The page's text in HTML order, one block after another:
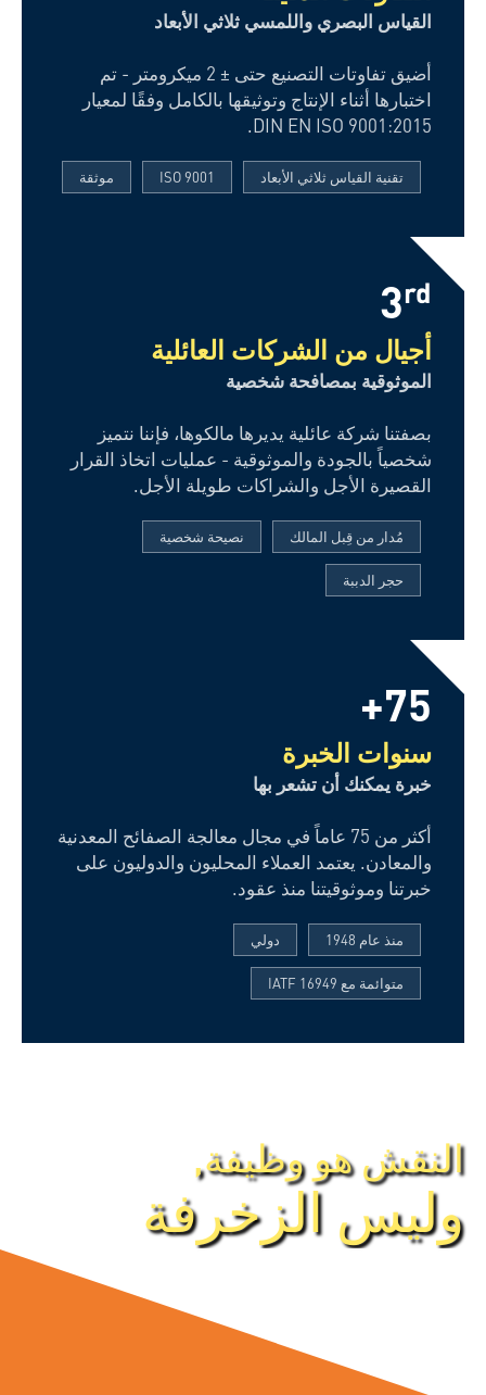
القياس البصري واللمسي ثلاثي الأبعاد
أضيق تفاوتات التصنيع حتى ± 2 ميكرومتر - تم
اختبارها أثناء الإنتاج وتوثيقها بالكامل وفقًا لمعيار
DIN EN ISO 9001:2015.
تقنية القياس ثلاثي الأبعاد ISO 9001 موثقة
3rd
أجيال من الشركات العائلية
الموثوقية بمصافحة شخصية
بصفتنا شركة عائلية يديرها مالكوها، فإننا نتميز
شخصياً بالجودة والموثوقية - عمليات اتخاذ القرار
القصيرة الأجل والشراكات طويلة الأجل.
مُدار من قِبل المالك نصيحة شخصية
حجر الدببة
75+
سنوات الخبرة
خبرة يمكنك أن تشعر بها
أكثر من 75 عاماً في مجال معالجة الصفائح المعدنية
والمعادن. يعتمد العملاء المحليون والدوليون على
خبرتنا وموثوقيتنا منذ عقود.
منذ عام 1948 دولي
متوائمة مع IATF 16949
النقش هو وظيفة,
وليس الزخرفة